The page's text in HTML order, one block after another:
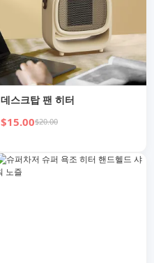
데스크탑 팬 히터
$15.00$20.00